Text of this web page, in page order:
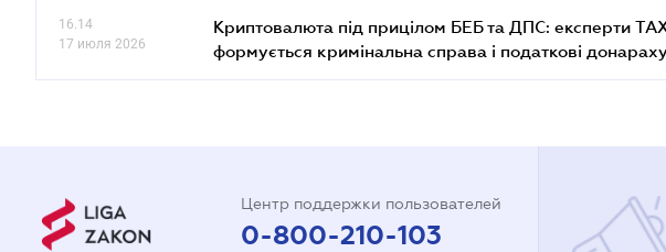
16.14
17 июля 2026
Криптовалюта під прицілом БЕБ та ДПС: експерти
формується кримінальна справа і податкові
Центр поддержки пользователей
0-800-210-103